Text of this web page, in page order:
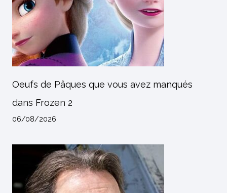
Oeufs de Pâques que vous avez manqués
dans Frozen 2
06/08/2026